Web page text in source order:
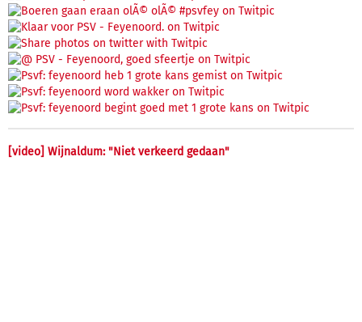
[video] Wijnaldum: "Niet verkeerd gedaan"